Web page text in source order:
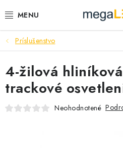
na
PRIEMYSEL
SVIETIDLÁ
ŽIAROVKY A TRUBICE
Príslušenstvo
4-žilová
trackové
Neohodnotené